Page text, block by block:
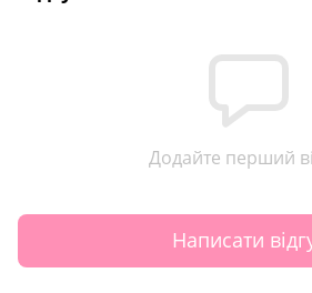
Додайте перший
Написати